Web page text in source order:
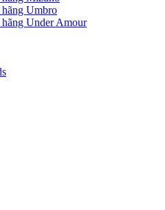
Umbro
Under Amour